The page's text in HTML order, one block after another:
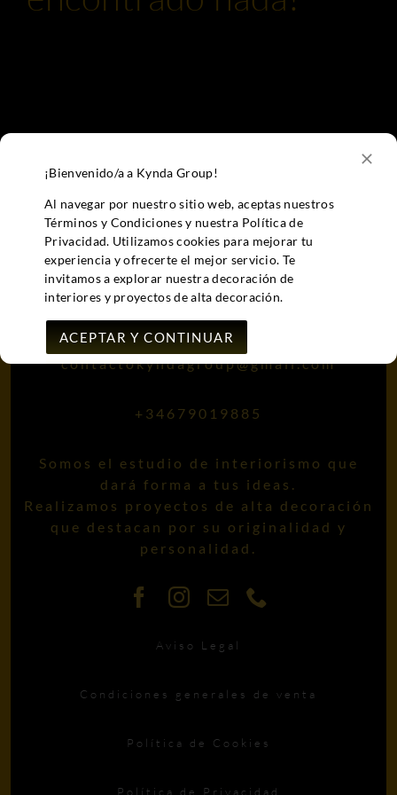
contactokyndagroup@gmail.com
+34679019885
Somos el estudio de interiorismo que
dará forma a tus ideas.
Realizamos proyectos de alta decoración
que destacan por su originalidad y
personalidad.
Aviso Legal
Condiciones generales de venta
Política de Cookies
Política de Privacidad
¡Bienvenido/a a Kynda Group!
Al navegar por nuestro sitio web, aceptas nuestros
Términos y Condiciones y nuestra Política de
Privacidad. Utilizamos cookies para mejorar tu
experiencia y ofrecerte el mejor servicio. Te
invitamos a explorar nuestra decoración de
interiores y proyectos de alta decoración.
ACEPTAR Y CONTINUAR
MAS INFO..